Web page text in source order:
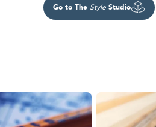
Go to The StyleStudio